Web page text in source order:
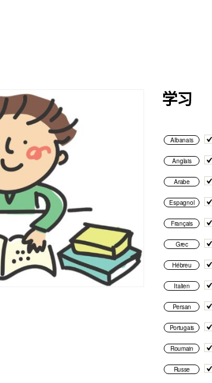
学习
Albanais
Anglais
Arabe
Espagnol
Français
Grec
Hébreu
Italien
Persan
Portugais
Roumain
Russe